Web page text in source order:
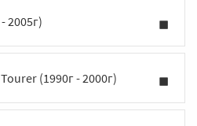
2005г)
(1990г - 2000г)